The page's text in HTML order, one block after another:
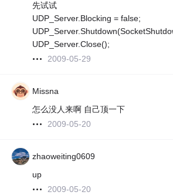
先试试
UDP_Server.Blocking = false;
UDP_Server.Close();
2009-05-29
Missna
怎么没人来啊 自己顶一下
2009-05-20
zhaoweiting0609
up
2009-05-20